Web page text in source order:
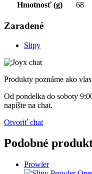
Hmotnosť (g)
68
Zaradené
Slipy
Produkty poznáme ako
Od pondelka do soboty
napíšte na chat.
Otvoriť chat
Podobné
Prowler